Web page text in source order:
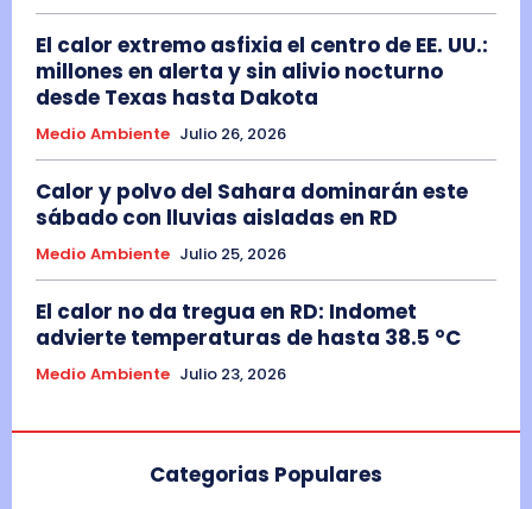
El calor extremo asfixia el centro de EE. UU.:
millones en alerta y sin alivio nocturno
desde Texas hasta Dakota
Medio Ambiente Julio 26, 2026
Calor y polvo del Sahara dominarán este
sábado con lluvias aisladas en RD
Medio Ambiente Julio 25, 2026
El calor no da tregua en RD: Indomet
advierte temperaturas de hasta 38.5 °C
Medio Ambiente Julio 23, 2026
Categorias Populares